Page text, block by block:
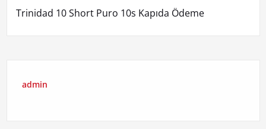
Trinidad 10 Short Puro 10s Kapıda Ödeme
admin